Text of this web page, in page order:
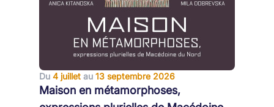
Du 4 juillet au 13 septembre 2026
Maison en métamorphoses,